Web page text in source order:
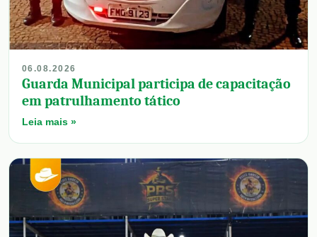
06.08.2026
Guarda Municipal participa de capacitação
em patrulhamento tático
Leia mais »